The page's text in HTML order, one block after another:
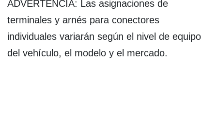
ADVERTENCIA: Las asignaciones de
terminales y arnés para conectores
individuales variarán según el nivel de equipo
del vehículo, el modelo y el mercado.